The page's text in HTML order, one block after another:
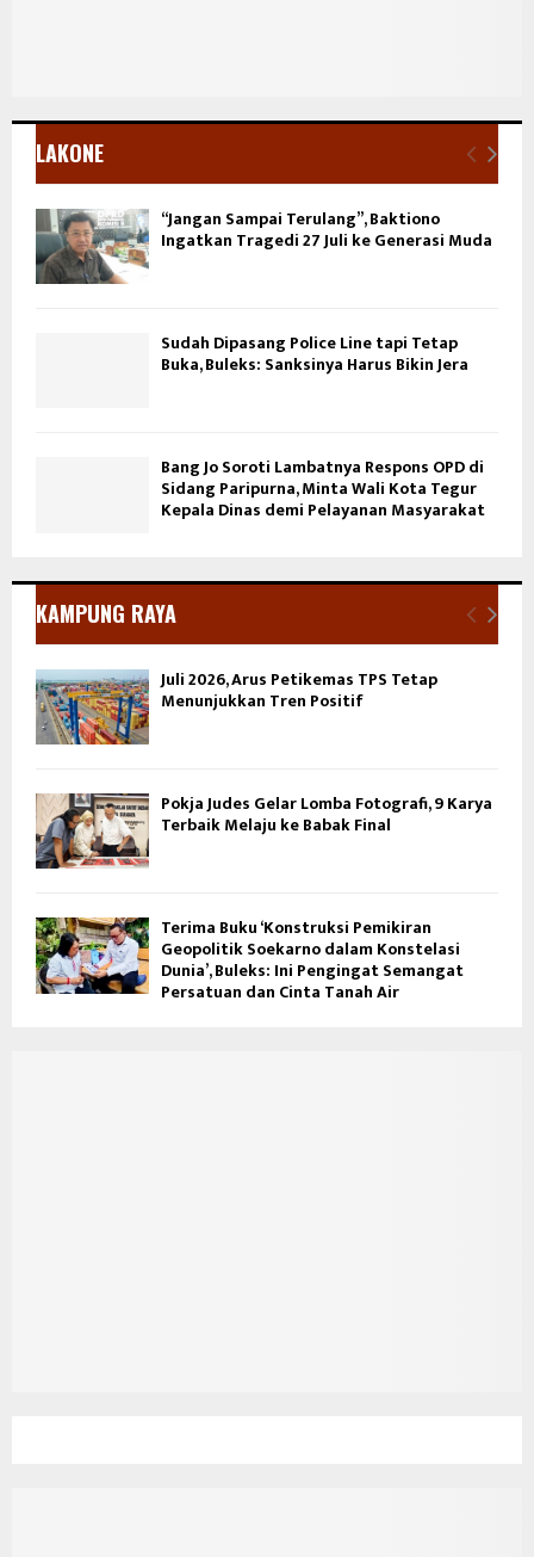
LAKONE
“Jangan Sampai Terulang”, Baktiono
Ingatkan Tragedi 27 Juli ke Generasi Muda
Sudah Dipasang Police Line tapi Tetap
Buka, Buleks: Sanksinya Harus Bikin Jera
Bang Jo Soroti Lambatnya Respons OPD di
Sidang Paripurna, Minta Wali Kota Tegur
Kepala Dinas demi Pelayanan Masyarakat
KAMPUNG RAYA
Juli 2026, Arus Petikemas TPS Tetap
Menunjukkan Tren Positif
Pokja Judes Gelar Lomba Fotografi, 9 Karya
Terbaik Melaju ke Babak Final
Terima Buku ‘Konstruksi Pemikiran
Geopolitik Soekarno dalam Konstelasi
Dunia’, Buleks: Ini Pengingat Semangat
Persatuan dan Cinta Tanah Air